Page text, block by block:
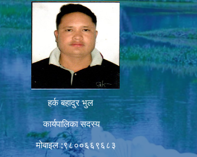
हर्क बहादुर भुल
कार्यपालिका सदस्य
मोबाइल :९८००६६९६८३